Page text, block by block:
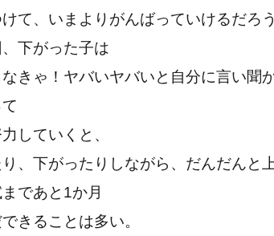
て、いまよりがんばっていけるだろう
下がった子は
きゃ！ヤバいヤバいと自分に言い聞
していくと、
、下がったりしながら、だんだんと
であと1か月
きることは多い。